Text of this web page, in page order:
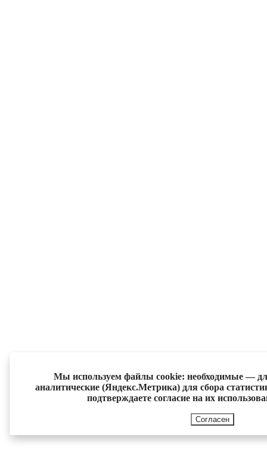
Мы используем файлы cookie: необходимые —
аналитические (Яндекс.Метрика) для сбора
подтверждаете согласие на их
Согласен